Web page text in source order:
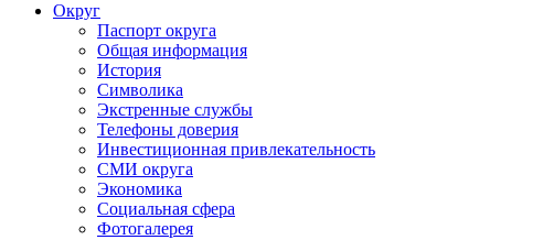
Округ
Паспорт округа
Общая информация
История
Символика
Экстренные службы
Телефоны доверия
Инвестиционная привлекательность
СМИ округа
Экономика
Социальная сфера
Фотогалерея